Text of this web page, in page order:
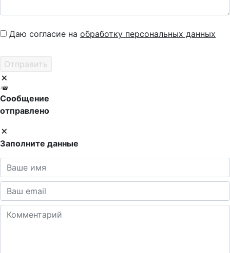
Даю согласие на обработку персональных данных
Сообщение
отправлено
Заполните данные